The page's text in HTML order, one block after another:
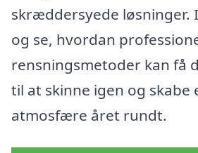
skræddersyede løsninger.
og se, hvordan
rensningsmetoder kan få
til at skinne igen og skabe
atmosfære året rundt.